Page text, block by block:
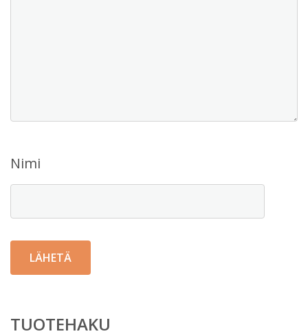
Nimi
TUOTEHAKU